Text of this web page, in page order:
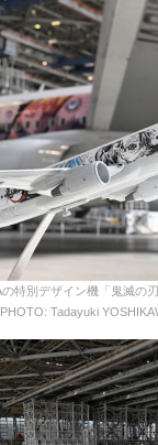
特別デザイン機「鬼滅の
Tadayuki